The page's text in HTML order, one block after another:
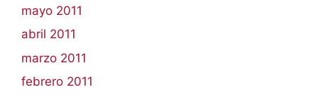
mayo 2011
abril 2011
marzo 2011
febrero 2011